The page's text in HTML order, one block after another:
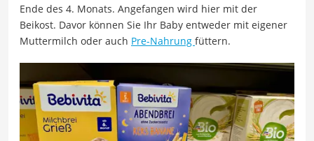
Ende des 4. Monats. Angefangen wird hier mit der
Beikost. Davor können Sie Ihr Baby entweder mit eigener
Muttermilch oder auch Pre-Nahrung füttern.